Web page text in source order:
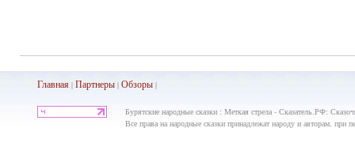
Главная| Партнеры| Обзоры|
Бурятские народные сказки : Меткая стрела - Сказатель.РФ:
Все права на народные сказки принадлежат народу и авторам, при